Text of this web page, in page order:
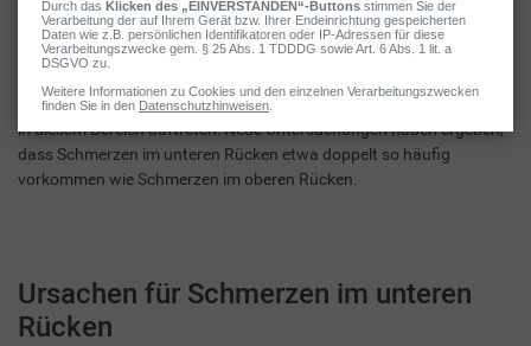
stabilisiert zusammen mit der Muskulatur den ganzen Körper und
ist im Alltag bei vielen Bewegungen (z. B. Sitzen, Stehen, Bücken,
Drehen) grossen Belastungen ausgesetzt.
Daher ist es nicht verwunderlich, dass Rückenschmerzen oft genau
in diesem Bereich auftreten: Neue Untersuchungen haben ergeben,
dass Schmerzen im unteren Rücken etwa doppelt so häufig
vorkommen wie Schmerzen im oberen Rücken.
Ursachen für Schmerzen im unteren
Rücken